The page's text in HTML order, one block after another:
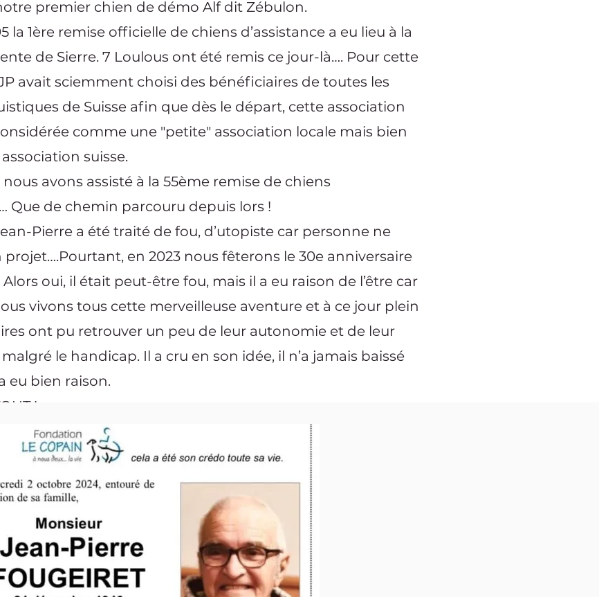
premier chien de démo Alf dit Zébulon.
la 1ère remise officielle de chiens d’assistance a eu lieu à la
de Sierre. 7 Loulous ont été remis ce jour-là…. Pour cette
avait sciemment choisi des bénéficiaires de toutes les
de Suisse afin que dès le départ, cette association
comme une "petite" association locale mais bien
suisse.
nous avons assisté à la 55ème remise de chiens
Que de chemin parcouru depuis lors !
Pierre a été traité de fou, d’utopiste car personne ne
projet….Pourtant, en 2023 nous fêterons le 30e anniversaire
oui, il était peut-être fou, mais il a eu raison de l’être car
vivons tous cette merveilleuse aventure et à ce jour plein
ont pu retrouver un peu de leur autonomie et de leur
le handicap. Il a cru en son idée, il n’a jamais baissé
eu bien raison.
!